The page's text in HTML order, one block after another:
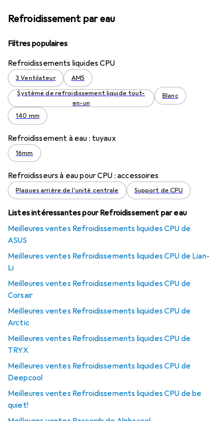
Refroidissement par eau
Filtres populaires
Refroidissements liquides CPU
3 Ventilateur
AM5
Système de refroidissement liquide tout-
en-un
Blanc
140 mm
Refroidissement à eau : tuyaux
16mm
Refroidisseurs à eau pour CPU : accessoires
Plaques arrière de l'unité centrale Support de CPU
Listes intéressantes pour Refroidissement par eau
Meilleures ventes Refroidissements liquides CPU de
ASUS
Meilleures ventes Refroidissements liquides CPU de Lian-
Li
Meilleures ventes Refroidissements liquides CPU de
Corsair
Meilleures ventes Refroidissements liquides CPU de
Arctic
Meilleures ventes Refroidissements liquides CPU de
TRYX
Meilleures ventes Refroidissements liquides CPU de
Deepcool
Meilleures ventes Refroidissements liquides CPU de be
quiet!